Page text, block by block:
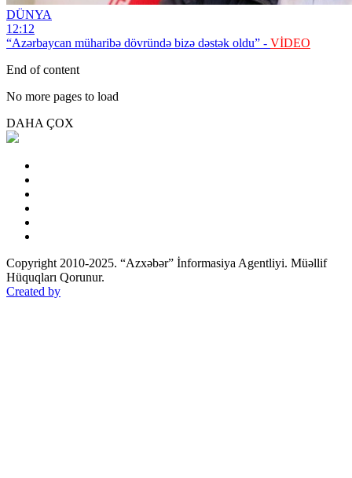
DÜNYA
12:12
“Azərbaycan müharibə dövründə bizə dəstək oldu” - VİDEO
End of content
No more pages to load
DAHA ÇOX
Copyright 2010-2025. “Azxəbər” İnformasiya Agentliyi. Müəllif
Hüquqları Qorunur.
Created by